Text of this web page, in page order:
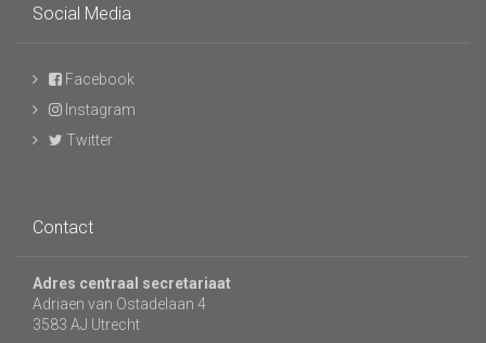
Social Media
Facebook
Instagram
Twitter
Contact
Adres centraal secretariaat
Adriaen van Ostadelaan 4
3583 AJ Utrecht